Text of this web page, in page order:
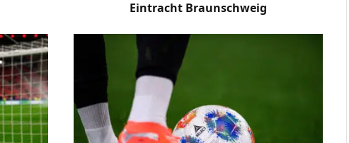
Eintracht Braunschweig